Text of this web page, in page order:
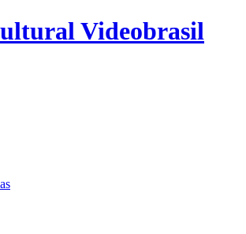
Videobrasil